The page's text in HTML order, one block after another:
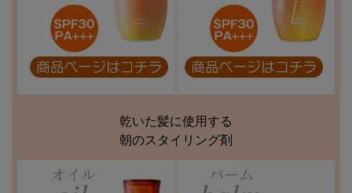
乾いた髪に使用する
朝のスタイリング剤